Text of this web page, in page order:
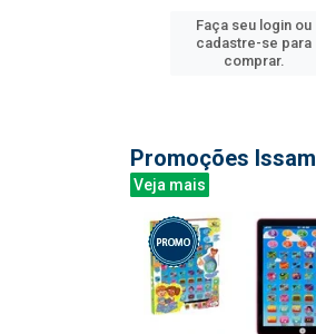
Faça seu login ou
cadastre-se para
comprar.
Promoções Issam
Veja mais